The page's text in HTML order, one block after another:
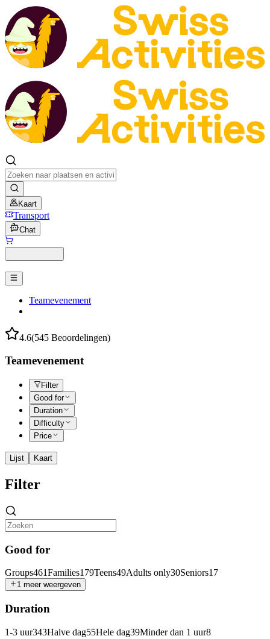
Kaart
Transport
Chat
Teamevenement
4.6(545 Beoordelingen)
Teamevenement
Filter
Good for
Duration
Difficulty
Price
Lijst Kaart
Filter
Good for
Groups461Families179Teens49Adults only30Seniors17
1 meer weergeven
Duration
1-3 uur343Halve dag55Hele dag39Minder dan 1 uur8